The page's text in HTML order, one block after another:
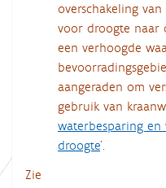
overschakeling
voor droogte naar
een verhoogde
aangeraden om
gebruik van
waterbesparing
droogte’.
Zie